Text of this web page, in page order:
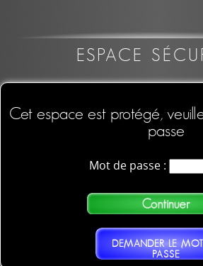
ESPACE
Cet espace est protégé,
passe
Mot de passe :
DEMANDER LE
PASSE